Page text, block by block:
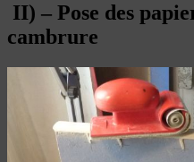
II) – Pose des
cambrure